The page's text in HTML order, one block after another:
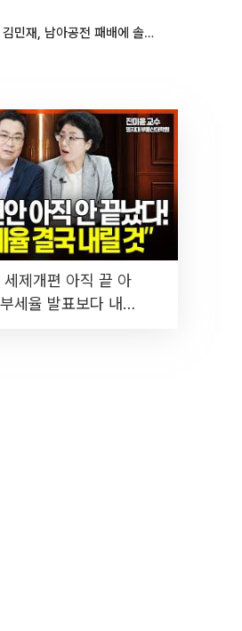
김종국 만난 김민재, 남아공전 패배에 솔직한 속내⋯"선수들도 못하긴 했다"
세제개편 아직 끝 아
세율 발표보다 내릴